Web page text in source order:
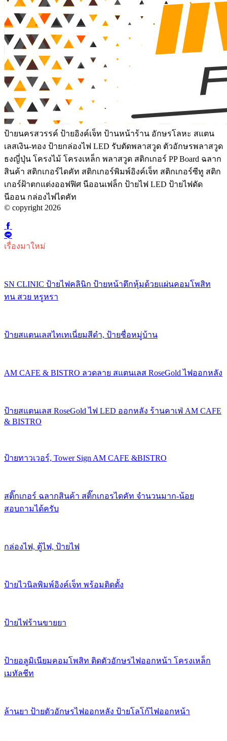
ป้ายนครสวรรค์ ป้ายอิงค์เจ็ท ป้านหน้าร้าน อักษรโลหะ สแตน
เลสเงิน-ทอง ป้ายกล่องไฟ LED รับตัดพลาสวูด ตัวอักษรพลาสวูด
ธงญี่ปุ่น โครงไม้ โครงเหล็ก พลาสวูด สติกเกอร์ PP Board ฉลาก
สินค้า สติกเกอร์ไดคัท สติกเกอร์พิมพ์อิงค์เจ็ท สติกเกอร์ซีทู สติก
เกอร์ฝ้าตกแต่งออฟฟิศ นีออนเฟล็ก ป้ายไฟ LED ป้ายไฟดัด
นีออน กล่องไฟไดคัท
© copyright 2026
เรื่องมาใหม่
SN CLINIC ป้ายไฟคลินิก ป้ายหน้าตึกหุ้มด้วยแผ่นคอมโพสิท
ทน สวย หรูหรา
ป้ายสแตนเลสไทเทเนี่ยมสีดำ, ป้ายชื่อหมู่บ้าน
AM CAFE & BISTRO ลวดลาย สแตนเลส RoseGold ไฟออกหลัง
ป้ายสแตนเลส RoseGold ไฟ LED ออกหลัง ร้านคาเฟ่ AM CAFE
& BISTRO
ป้ายทาวเวอร์, Tower Sign AM CAFE &BISTRO
สติ๊กเกอร์ ฉลากสินค้า สติ๊กเกอรไดคัท จำนวนมาก-น้อย
สอบถามได้ครับ
กล่องไฟ, ตู้ไฟ, ป้ายไฟ
ป้ายไวนิลพิมพ์อิงค์เจ็ท พร้อมติดตั้ง
ป้ายไฟร้านขายยา
ป้ายอลูมิเนียมคอมโพสิท ติดตัวอักษรไฟออกหน้า โครงเหล็ก
เมทัลชีท
ล้านยา ป้ายตัวอักษรไฟออกหลัง ป้ายโลโก้ไฟออกหน้า